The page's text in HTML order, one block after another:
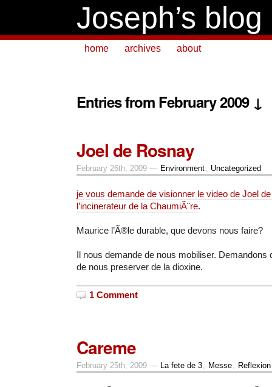
Joseph’s blog
home archives about
Entries from February 2009 ↓
Joel de Rosnay
February 26th, 2009 — Environment, Uncategorized
je vous demande de visionner le video de Joel
l’incinerateur de la ChaumiÃ¨re.
Maurice l’Ã®le durable, que devons nous faire?
Il nous demande de nous mobiliser. Demandons
de nous preserver de la dioxine.
1 Comment
Careme
February 25th, 2009 — La fete de 3 Messe Reflexion